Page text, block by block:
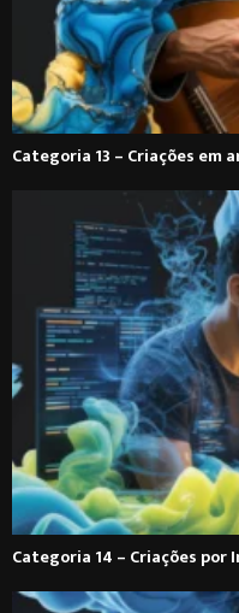
Categoria 13 – Criações em
Categoria 14 – Criações